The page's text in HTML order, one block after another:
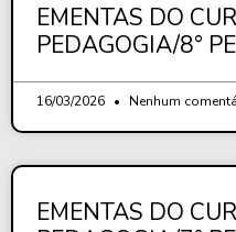
EMENTAS DO
PEDAGOGIA/8°
16/03/2026 Nenhum
EMENTAS DO